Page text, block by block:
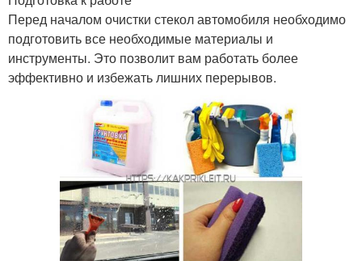
Перед началом очистки стекол автомобиля необходимо
подготовить все необходимые материалы и
инструменты. Это позволит вам работать более
эффективно и избежать лишних перерывов.